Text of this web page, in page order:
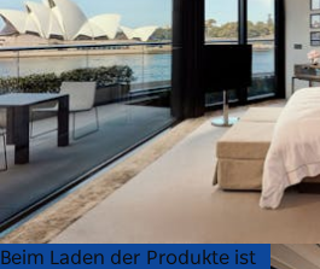
Product
Product
Beim Laden der Produkte ist